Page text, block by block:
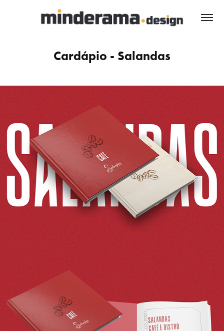
Cardápio - Salandas